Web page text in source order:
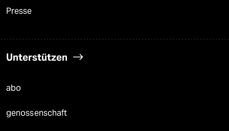
Presse
Unterstützen
abo
genossenschaft